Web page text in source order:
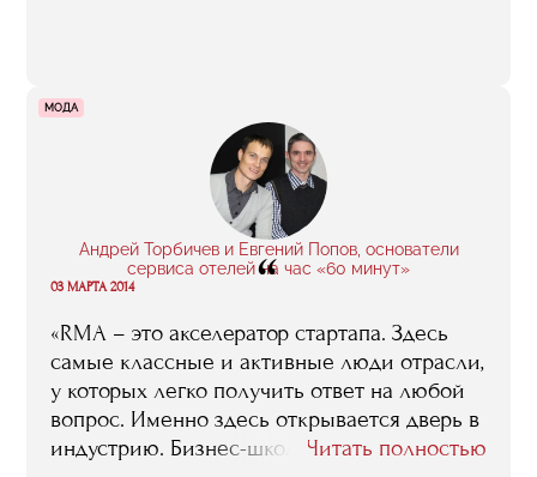
относительно путей развития
отечественного спорта вообще и
спортивного менеджмента в частности.
Предлагаем вашему вниманию
видеозапись мероприятиия.
МОДА
Андрей Торбичев и Евгений Попов, основатели
сервиса отелей на час «60 минут»
“
03 МАРТА 2014
«RMA – это акселератор стартапа. Здесь
самые классные и активные люди отрасли,
у которых легко получить ответ на любой
вопрос. Именно здесь открывается дверь в
индустрию. Бизнес-школа RMA дает толчок
Читать полностью